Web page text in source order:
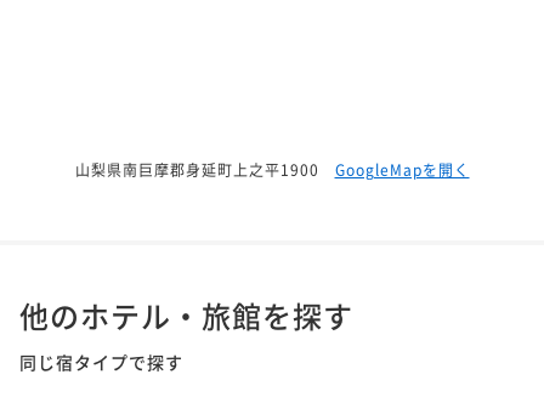
山梨県南巨摩郡身延町上之平1900 GoogleMapを開く
他のホテル・旅館を探す
同じ宿タイプで探す